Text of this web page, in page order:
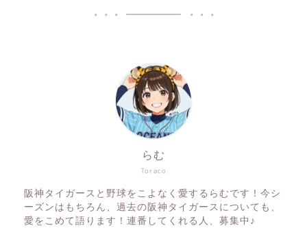
Toraco
らむ
阪神タイガースと野球をこよなく愛するらむです！今シ
ーズンはもちろん、過去の阪神タイガースについても、
愛をこめて語ります！連番してくれる人、募集中♪